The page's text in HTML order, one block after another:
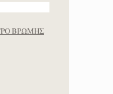
ΒΡΩΜΗΣ